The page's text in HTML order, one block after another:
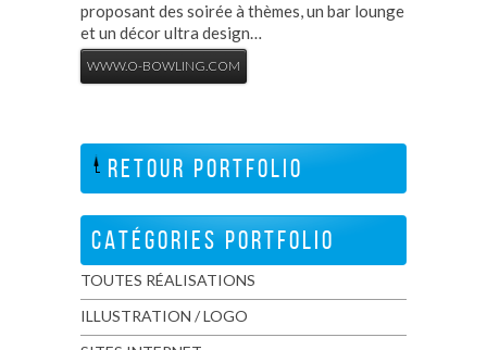
proposant des soirée à thèmes, un bar lounge
et un décor ultra design…
WWW.O-BOWLING.COM
RETOUR PORTFOLIO
CATÉGORIES PORTFOLIO
TOUTES RÉALISATIONS
ILLUSTRATION / LOGO